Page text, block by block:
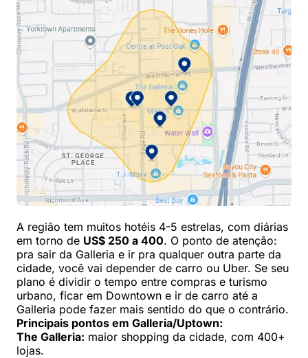
A região tem muitos hotéis 4-5 estrelas, com diárias
em torno de US$ 250 a 400. O ponto de atenção:
pra sair da Galleria e ir pra qualquer outra parte da
cidade, você vai depender de carro ou Uber. Se seu
plano é dividir o tempo entre compras e turismo
urbano, ficar em Downtown e ir de carro até a
Galleria pode fazer mais sentido do que o contrário.
Principais pontos em Galleria/Uptown:
The Galleria: maior shopping da cidade, com 400+
lojas.